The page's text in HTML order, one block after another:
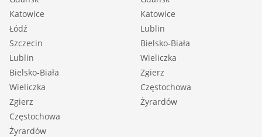
Katowice
Łódź
Szczecin
Lublin
Bielsko-Biała
Wieliczka
Zgierz
Częstochowa
Żyrardów
Katowice
Lublin
Bielsko-Biała
Wieliczka
Zgierz
Częstochowa
Żyrardów